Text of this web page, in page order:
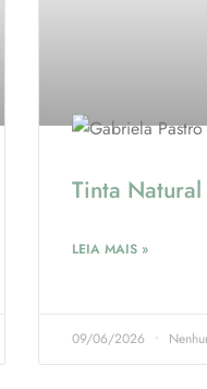
Tinta
LEIA MAIS »
09/06/2026